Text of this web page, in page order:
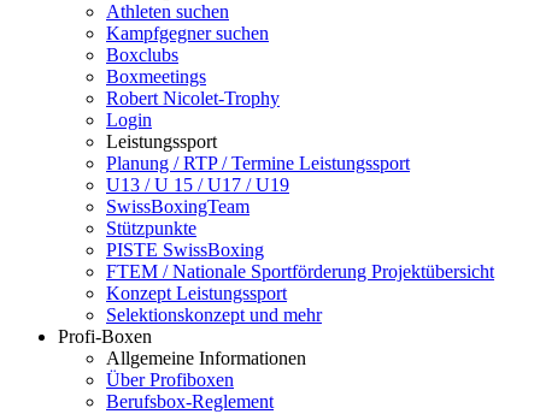
Athleten suchen
Kampfgegner suchen
Boxclubs
Boxmeetings
Robert Nicolet-Trophy
Login
Leistungssport
Planung / RTP / Termine Leistungssport
U13 / U 15 / U17 / U19
SwissBoxingTeam
Stützpunkte
PISTE SwissBoxing
FTEM / Nationale Sportförderung Projektübersicht
Konzept Leistungssport
Selektionskonzept und mehr
Profi-Boxen
Allgemeine Informationen
Über Profiboxen
Berufsbox-Reglement